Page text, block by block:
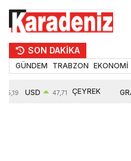
SON DAKİKA
GÜNDEM TRABZON EKONOMİ
55,19 USD 47,71 ÇEYREK